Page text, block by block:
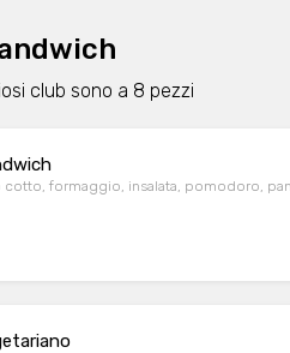
club sono a 8 pezzi
cotto, formaggio, insalata, pomodoro,